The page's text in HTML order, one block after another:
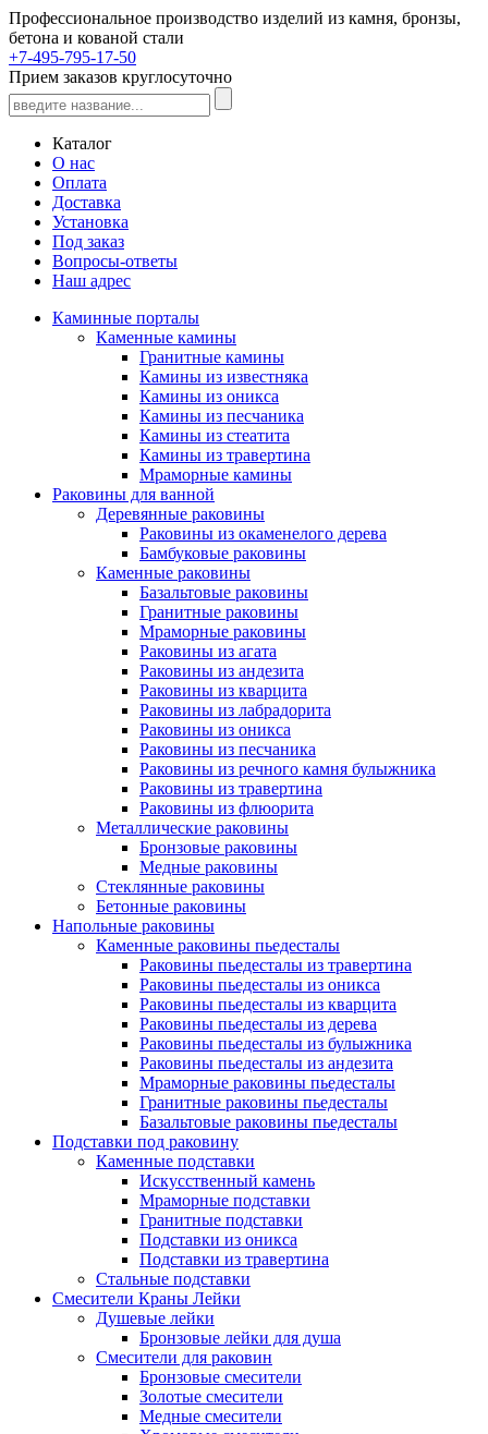
Профессиональное производство изделий из камня, бронзы,
бетона и кованой стали
+7-495-795-17-50
Прием заказов круглосуточно
Каталог
О нас
Оплата
Доставка
Установка
Под заказ
Вопросы-ответы
Наш адрес
Каминные порталы
Каменные камины
Гранитные камины
Камины из известняка
Камины из оникса
Камины из песчаника
Камины из стеатита
Камины из травертина
Мраморные камины
Раковины для ванной
Деревянные раковины
Раковины из окаменелого дерева
Бамбуковые раковины
Каменные раковины
Базальтовые раковины
Гранитные раковины
Мраморные раковины
Раковины из агата
Раковины из андезита
Раковины из кварцита
Раковины из лабрадорита
Раковины из оникса
Раковины из песчаника
Раковины из речного камня булыжника
Раковины из травертина
Раковины из флюорита
Металлические раковины
Бронзовые раковины
Медные раковины
Стеклянные раковины
Бетонные раковины
Напольные раковины
Каменные раковины пьедесталы
Раковины пьедесталы из травертина
Раковины пьедесталы из оникса
Раковины пьедесталы из кварцита
Раковины пьедесталы из дерева
Раковины пьедесталы из булыжника
Раковины пьедесталы из андезита
Мраморные раковины пьедесталы
Гранитные раковины пьедесталы
Базальтовые раковины пьедесталы
Подставки под раковину
Каменные подставки
Искусственный камень
Мраморные подставки
Гранитные подставки
Подставки из оникса
Подставки из травертина
Стальные подставки
Смесители Краны Лейки
Душевые лейки
Бронзовые лейки для душа
Смесители для раковин
Бронзовые смесители
Золотые смесители
Медные смесители